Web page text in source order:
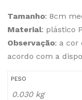
Tamanho: 8cm
Material: plástico
Observação: a cor
acordo com a
PESO
0.030 kg